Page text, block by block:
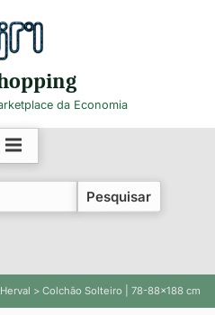
da Economia
> Colchão Solteiro | 78-88×188 cm